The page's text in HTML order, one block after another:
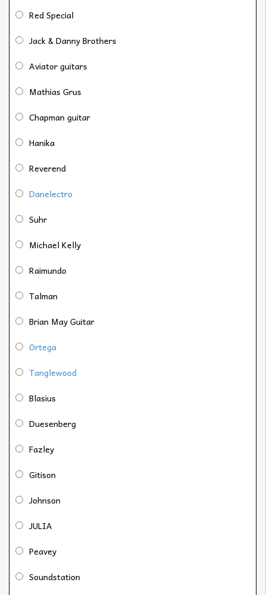
Red Special
Jack & Danny Brothers
Aviator guitars
Mathias Grus
Chapman guitar
Hanika
Reverend
Danelectro
Suhr
Michael Kelly
Raimundo
Talman
Brian May Guitar
Ortega
Tanglewood
Blasius
Duesenberg
Fazley
Gitison
Johnson
JULIA
Peavey
Soundstation